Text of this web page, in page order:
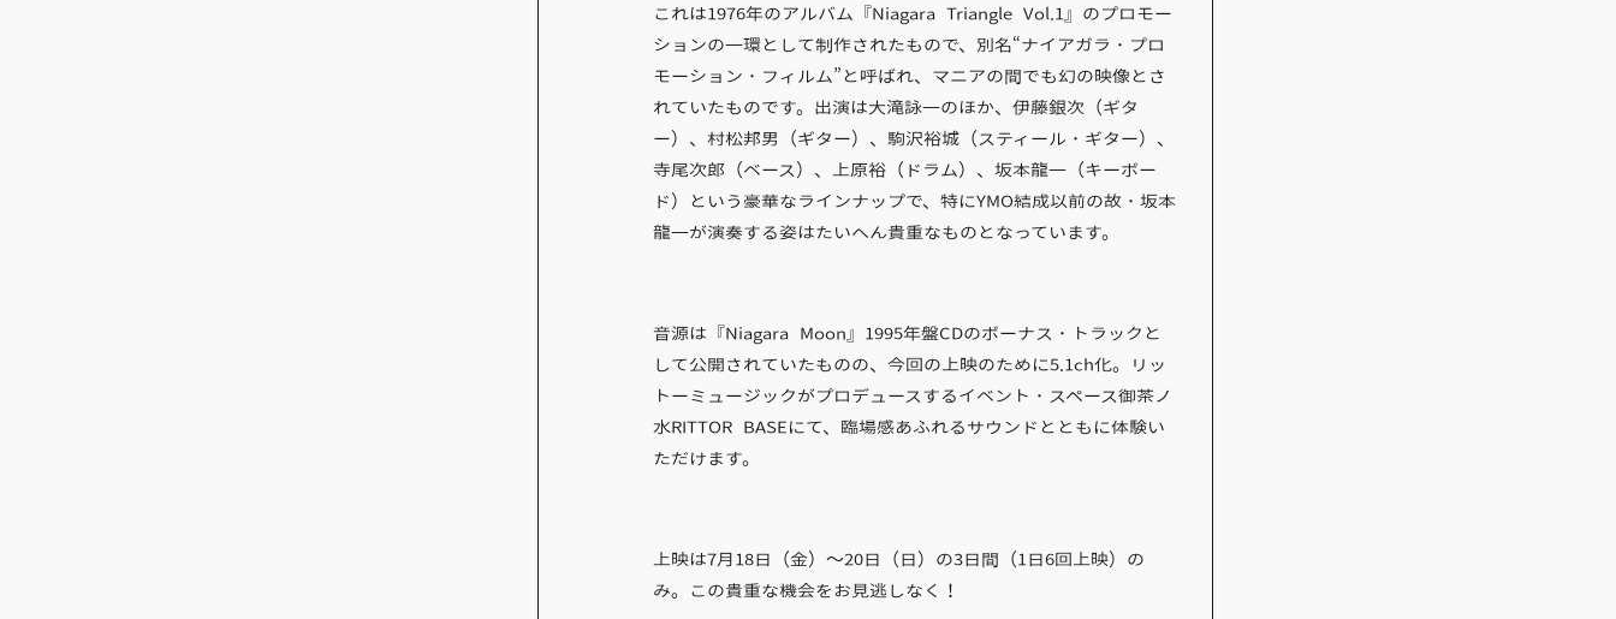
これは1976年のアルバム『Niagara Triangle Vol.1』のプロモー
ションの一環として制作されたもので、別名“ナイアガラ・プロ
モーション・フィルム”と呼ばれ、マニアの間でも幻の映像とさ
れていたものです。出演は大滝詠一のほか、伊藤銀次（ギタ
ー）、村松邦男（ギター）、駒沢裕城（スティール・ギター）、
寺尾次郎（ベース）、上原裕（ドラム）、坂本龍一（キーボー
ド）という豪華なラインナップで、特にYMO結成以前の故・坂本
龍一が演奏する姿はたいへん貴重なものとなっています。
音源は『Niagara Moon』1995年盤CDのボーナス・トラックと
して公開されていたものの、今回の上映のために5.1ch化。リッ
トーミュージックがプロデュースするイベント・スペース御茶ノ
水RITTOR BASEにて、臨場感あふれるサウンドとともに体験い
ただけます。
上映は7月18日（金）〜20日（日）の3日間（1日6回上映）の
み。この貴重な機会をお見逃しなく！